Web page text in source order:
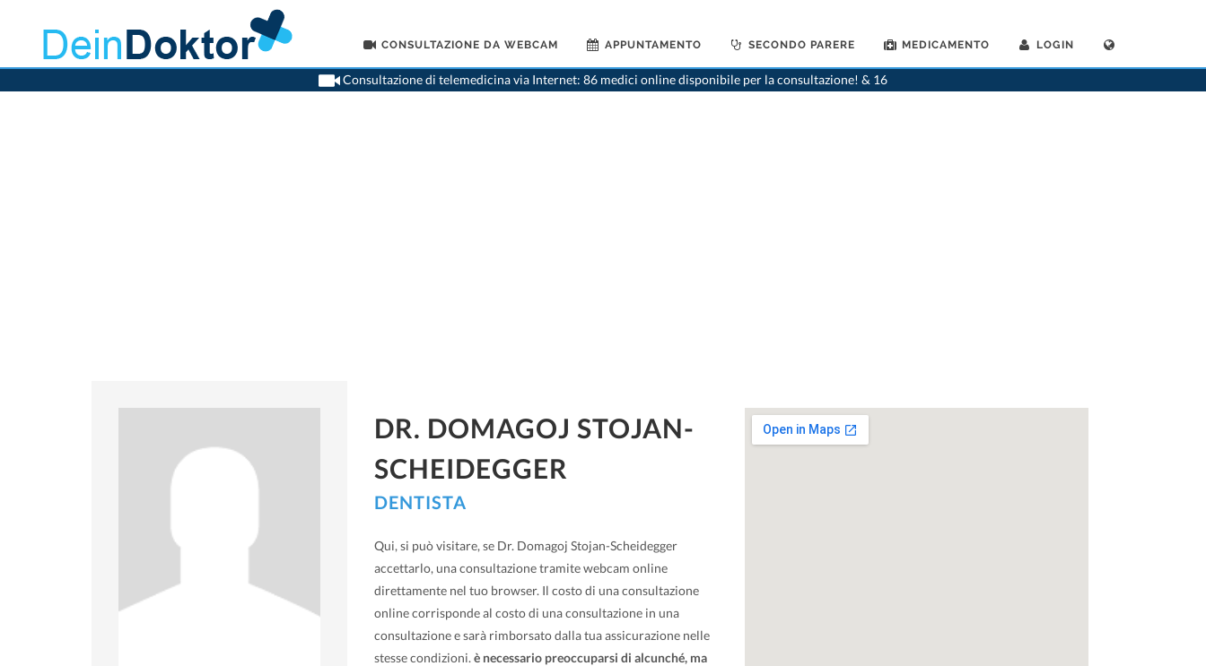
CONSULTAZIONE DA WEBCAM APPUNTAMENTO SECONDO PARERE MEDICAMENTO LOGIN
Consultazione di telemedicina via Internet: 86 medici online disponibile per la consultazione! & 16
>Dentista>Biel Bienne>Dr. Domagoj Stojan-Scheidegger>Consultazione con Dr. Domagoj Stojan-Scheidegger
DR. DOMAGOJ STOJAN-
SCHEIDEGGER
DENTISTA
Qui, si può visitare, se Dr. Domagoj Stojan-Scheidegger
accettarlo, una consultazione tramite webcam online
direttamente nel tuo browser. Il costo di una consultazione
online corrisponde al costo di una consultazione in una
consultazione e sarà rimborsato dalla tua assicurazione nelle
stesse condizioni. è necessario preoccuparsi di alcunché, ma